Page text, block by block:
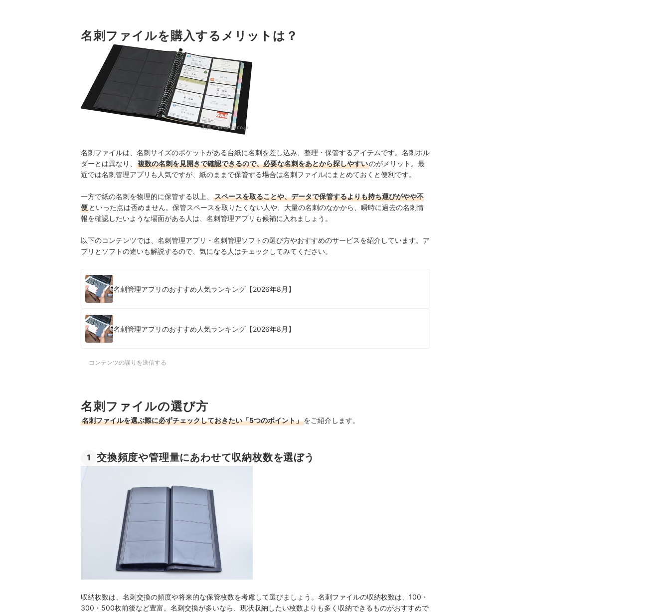
5 使用シーンに合わせて、デザインと素材をチョイス
名刺ファイル全17商品おすすめ人気ランキング
名刺ファイルにはほかのカードも入れられる？
名刺入れもあわせてチェック
名刺ファイルの売れ筋ランキングもチェック！
名刺ファイルを購入するメリットは？
出典：amazon.co.jp
名刺ファイルは、名刺サイズのポケットがある台紙に名刺を差し込み、整理・保管するアイテムです。名刺ホル
ダーとは異なり、
複数の名刺を見開きで確認できるので、必要な名刺をあとから探しやすいのがメリット。最
近では名刺管理アプリも人気ですが、紙のままで保管する場合は名刺ファイルにまとめておくと便利です。
一方で紙の名刺を物理的に保管する以上、
スペースを取ることや、データで保管するよりも持ち運びがやや不
便 といった点は否めません。保管スペースを取りたくない人や、大量の名刺のなかから、瞬時に過去の名刺情
報を確認したいような場面がある人は、名刺管理アプリも候補に入れましょう。
以下のコンテンツでは、名刺管理アプリ・名刺管理ソフトの選び方やおすすめのサービスを紹介しています。ア
プリとソフトの違いも解説するので、気になる人はチェックしてみてください。
名刺管理アプリのおすすめ人気ランキング【2026年8月】
名刺管理アプリのおすすめ人気ランキング【2026年8月】
コンテンツの誤りを送信する
名刺ファイルの選び方
名刺ファイルを選ぶ際に必ずチェックしておきたい「5つのポイント」をご紹介します。
1 交換頻度や管理量にあわせて収納枚数を選ぼう
収納枚数は、名刺交換の頻度や将来的な保管枚数を考慮して選びましょう。名刺ファイルの収納枚数は、100・
300・500枚前後など豊富。名刺交換が多いなら、現状収納したい枚数よりも多く収納できるものがおすすめで